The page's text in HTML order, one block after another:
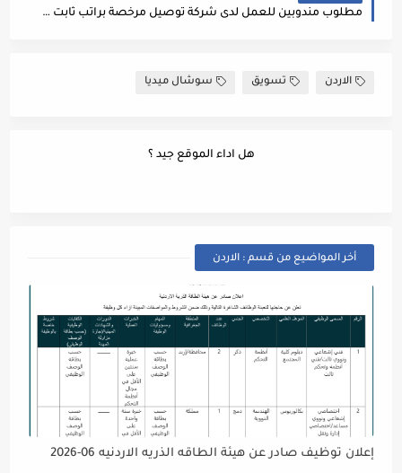
مطلوب مندوبين للعمل لدى شركة توصيل مرخصة براتب ثابت وعمولة عكل طلب
الاردن تسويق سوشال ميديا
هل اداء الموقع جيد ؟
أخر المواضيع من قسم : الاردن
إعلان توظيف صادر عن هيئة الطاقه الذريه الاردنيه 06-2026